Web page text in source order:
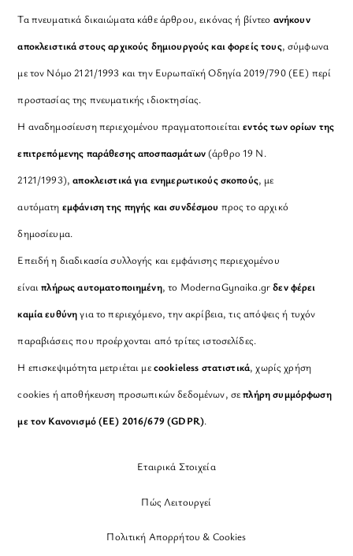
Τα πνευματικά δικαιώματα κάθε άρθρου, εικόνας ή βίντεο ανήκουν
αποκλειστικά στους αρχικούς δημιουργούς και φορείς τους, σύμφωνα
με τον Νόμο 2121/1993 και την Ευρωπαϊκή Οδηγία 2019/790 (ΕΕ) περί
προστασίας της πνευματικής ιδιοκτησίας.
Η αναδημοσίευση περιεχομένου πραγματοποιείταιεντός των ορίων της
επιτρεπόμενης παράθεσης αποσπασμάτων(άρθρο 19 Ν.
2121/1993), αποκλειστικά για ενημερωτικούς σκοπούς, με
αυτόματη εμφάνιση της πηγής και συνδέσμου προς το αρχικό
δημοσίευμα.
Επειδή η διαδικασία συλλογής και εμφάνισης περιεχομένου
είναιπλήρως αυτοματοποιημένη, το ModernaGynaika.grδεν φέρει
καμία ευθύνηγια το περιεχόμενο, την ακρίβεια, τις απόψεις ή τυχόν
παραβιάσεις που προέρχονται από τρίτες ιστοσελίδες.
Η επισκεψιμότητα μετριέται μεcookieless στατιστικά, χωρίς χρήση
cookies ή αποθήκευση προσωπικών δεδομένων, σεπλήρη συμμόρφωση
με τον Κανονισμό (ΕΕ) 2016/679 (GDPR).
Εταιρικά Στοιχεία
Πώς Λειτουργεί
Πολιτική Απορρήτου & Cookies